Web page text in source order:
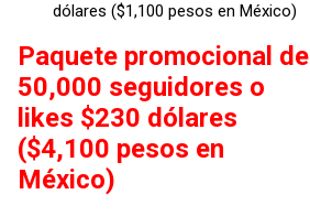
dólares ($1,100 pesos en México)
Paquete promocional de
50,000 seguidores o
likes $230 dólares
($4,100 pesos en
México)